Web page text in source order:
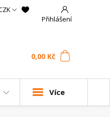
Přihlášení
0,00 Kč
Více